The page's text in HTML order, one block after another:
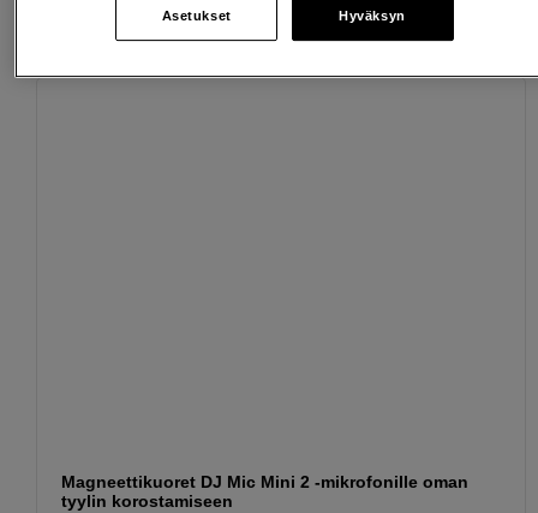
Sopivat lisävarusteet Näytä lisää
Magneettikuoret DJ Mic Mini 2 -mikrofonille oman
tyylin korostamiseen
Asetukset Hyväksyn